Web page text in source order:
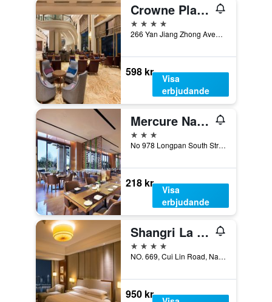
Crowne Plaza Nanchang Riverside By IHG
4 stjärnor
266 Yan Jiang Zhong Avenue, Nanchang, Kina
598 kr
Visa
erbjudande
Mercure Nanchang Sunac
3 stjärnor
No 978 Longpan South Street, Nanchang, Kina
218 kr
Visa
erbjudande
Shangri La Nanchang
4 stjärnor
NO. 669, Cui Lin Road, Nanchang, Kina
950 kr